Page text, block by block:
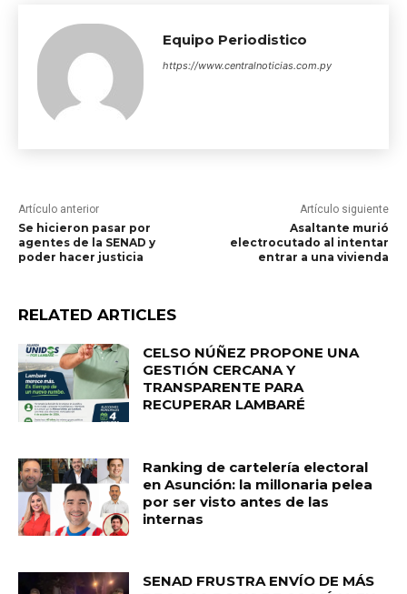
Equipo Periodistico
https://www.centralnoticias.com.py
Artículo anterior
Se hicieron pasar por
agentes de la SENAD y
poder hacer justicia
Artículo siguiente
Asaltante murió
electrocutado al intentar
entrar a una vivienda
RELATED ARTICLES
CELSO NÚÑEZ PROPONE UNA
GESTIÓN CERCANA Y
TRANSPARENTE PARA
RECUPERAR LAMBARÉ
Ranking de cartelería electoral
en Asunción: la millonaria pelea
por ser visto antes de las
internas
SENAD FRUSTRA ENVÍO DE MÁS